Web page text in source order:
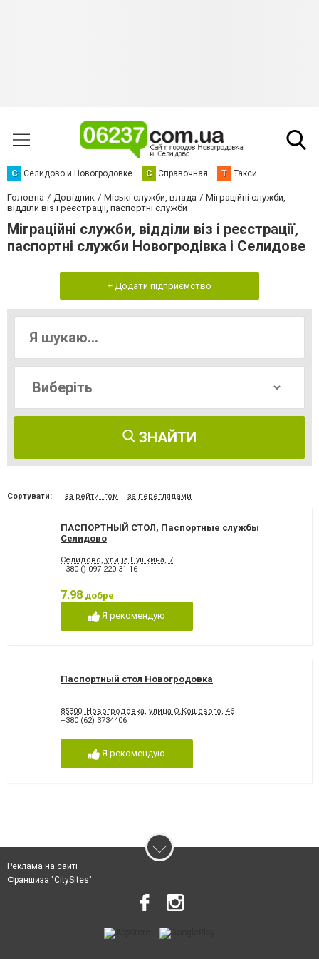
С Селидово и Новогродовке С Справочная Т Такси
Головна Довідник Міські служби, влада
Міграційні служби,
відділи віз і реєстрації, паспортні служби
Міграційні служби, відділи віз і реєстрації,
паспортні служби Новогродівка і Селидове
+ Додати підприємство
ЗНАЙТИ
Сортувати: за рейтингом за переглядами
ПАСПОРТНЫЙ СТОЛ, Паспортные службы
Селидово
Селидово, улица Пушкина, 7
+380 () 097-220-31-16
7.98 добре
Я рекомендую
Паспортный стол Новогродовка
85300, Новогродовка, улица О.Кошевого, 46
+380 (62) 3734406
Я рекомендую
Реклама на сайті
Франшиза "CitySites"